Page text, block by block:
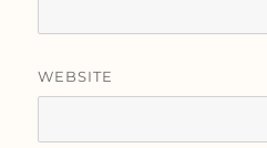
WEBSITE